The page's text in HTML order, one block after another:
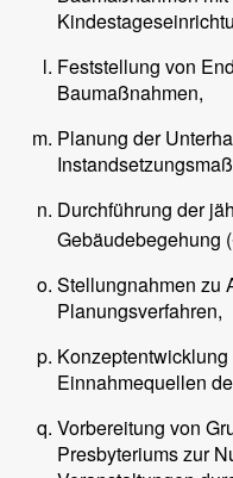
Feststellung von
Baumaßnahmen,
Planung der
Durchführung der
Gebäudebegehung
Stellungnahmen zu
Planungsverfahren,
Einnahmequellen
Vorbereitung von
Presbyteriums zur